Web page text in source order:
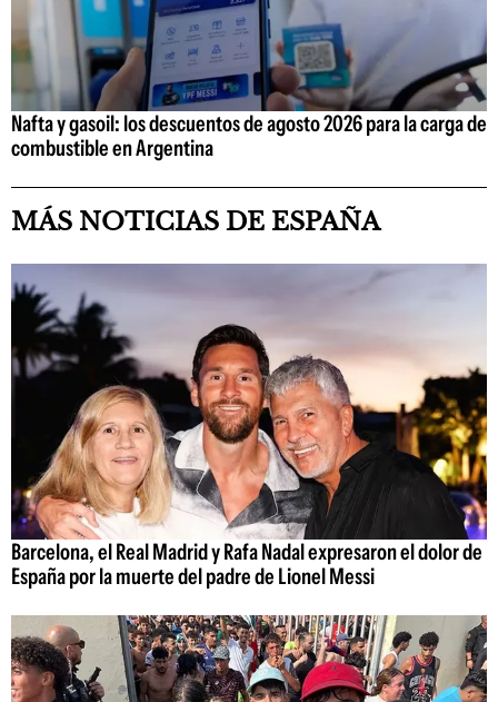
Nafta y gasoil: los descuentos de agosto 2026 para la carga de
combustible en Argentina
MÁS NOTICIAS DE ESPAÑA
Barcelona, el Real Madrid y Rafa Nadal expresaron el dolor de
España por la muerte del padre de Lionel Messi